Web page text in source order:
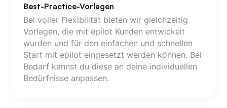
Best-Practice-Vorlagen
Bei voller Flexibilität bieten wir gleichzeitig
Vorlagen, die mit epilot Kunden entwickelt
wurden und für den einfachen und schnellen
Start mit epilot eingesetzt werden können. Bei
Bedarf kannst du diese an deine individuellen
Bedürfnisse anpassen.